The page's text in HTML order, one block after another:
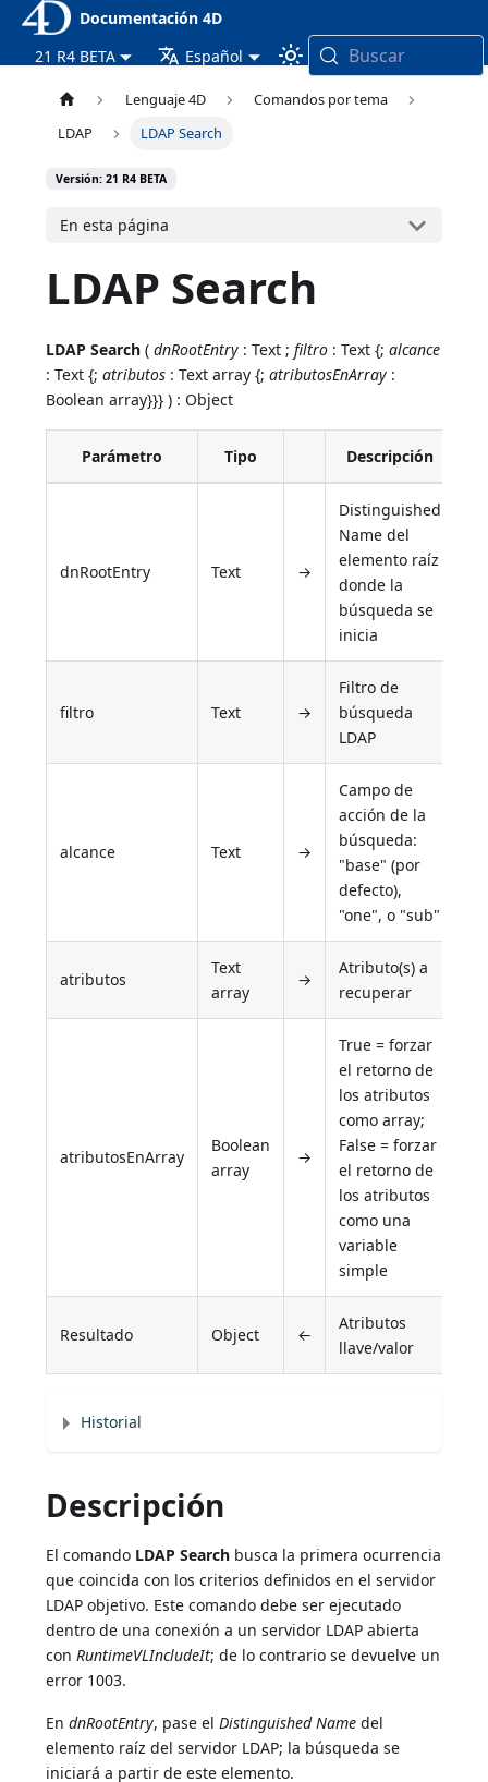
Documentación 4D
21 R4 BETA
Español Buscar
Lenguaje 4D
Comandos por tema
LDAP
LDAP Search
Versión: 21 R4 BETA
En esta página
LDAP Search
LDAP Search (dnRootEntry : Text ;filtro : Text {;alcance
: Text {;atributos : Text array {;atributosEnArray :
Boolean array}}} ) : Object
Parámetro Tipo Descripción
dnRootEntry Text →
Distinguished
Name del
elemento raíz
donde la
búsqueda se
inicia
filtro Text →
Filtro de
búsqueda
LDAP
alcance Text →
Campo de
acción de la
búsqueda:
"base" (por
defecto),
"one", o "sub"
atributos
Text
array
→
Atributo(s) a
recuperar
atributosEnArray
Boolean
array
→
True = forzar
el retorno de
los atributos
como array;
False = forzar
el retorno de
los atributos
como una
variable
simple
Resultado Object ←
Atributos
llave/valor
Historial
Descripción
El comando LDAP Search busca la primera ocurrencia
que coincida con los criterios definidos en el servidor
LDAP objetivo. Este comando debe ser ejecutado
dentro de una conexión a un servidor LDAP abierta
conRuntimeVLIncludeIt; de lo contrario se devuelve un
error 1003.
EndnRootEntry, pase elDistinguished Name del
elemento raíz del servidor LDAP; la búsqueda se
iniciará a partir de este elemento.